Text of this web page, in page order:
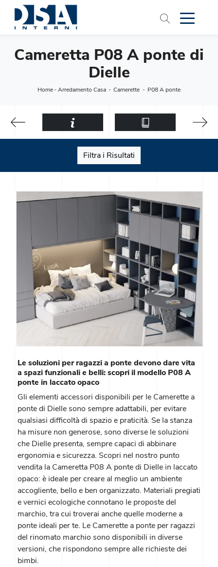
Cameretta P08 A ponte di
Dielle
Home-Arredamento Casa - Camerette - P08 A ponte
Filtra i Risultati
Le soluzioni per ragazzi a ponte devono dare vita
a spazi funzionali e belli: scopri il modello P08 A
ponte in laccato opaco
Gli elementi accessori disponibili per le Camerette a
ponte di Dielle sono sempre adattabili, per evitare
qualsiasi difficoltà di spazio e praticità. Se la stanza
ha misure non generose, sono diverse le soluzioni
che Dielle presenta, sempre capaci di abbinare
ergonomia e sicurezza. Scopri nel nostro punto
vendita la Cameretta P08 A ponte di Dielle in laccato
opaco: è ideale per creare al meglio un ambiente
accogliente, bello e ben organizzato. Materiali pregiati
e vernici ecologiche connotano le proposte del
marchio, tra cui troverai anche quelle moderne a
ponte ideali per te. Le Camerette a ponte per ragazzi
del rinomato marchio sono disponibili in diverse
versioni, che rispondono sempre alle richieste dei
bimbi.